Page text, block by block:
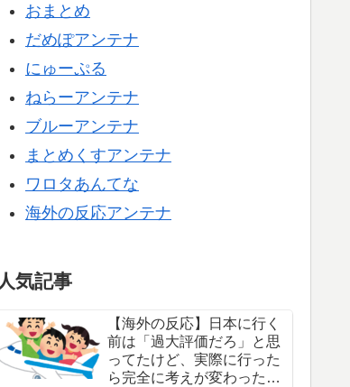
おまとめ
だめぽアンテナ
にゅーぷる
ねらーアンテナ
ブルーアンテナ
まとめくすアンテナ
ワロタあんてな
海外の反応アンテナ
人気記事
【海外の反応】日本に行く
前は「過大評価だろ」と思
ってたけど、実際に行った
ら完全に考えが変わったも